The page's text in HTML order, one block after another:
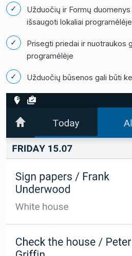
Užduočių ir Formų
išsaugoti lokaliai programėlėje
Prisegti priedai ir nuotraukos
programėlėje
Užduočių būsenos gali būti